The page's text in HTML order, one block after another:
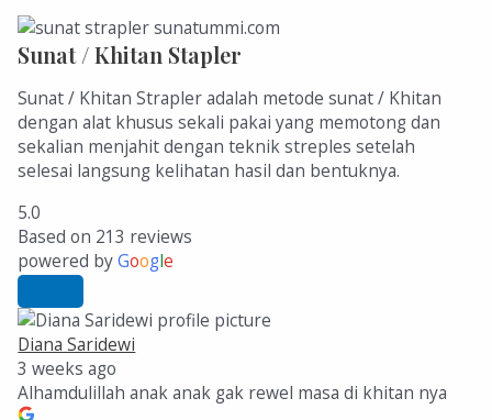
Sunat / Khitan Stapler
Sunat / Khitan Strapler adalah metode sunat / Khitan
dengan alat khusus sekali pakai yang memotong dan
sekalian menjahit dengan teknik streples setelah
selesai langsung kelihatan hasil dan bentuknya.
5.0
Based on 213 reviews
powered byGoogle
Diana Saridewi
3 weeks ago
Alhamdulillah anak anak gak rewel masa di khitan nya